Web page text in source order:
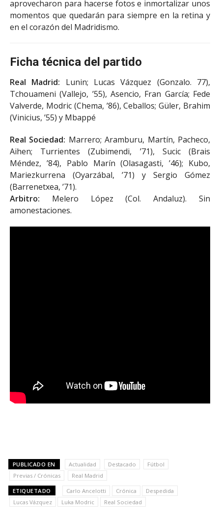
aprovecharon para hacerse fotos e inmortalizar unos
momentos que quedarán para siempre en la retina y
en el corazón del Madridismo.
Ficha técnica del partido
Real Madrid: Lunin; Lucas Vázquez (Gonzalo. 77),
Tchouameni (Vallejo, ’55), Asencio, Fran García; Fede
Valverde, Modric (Chema, ’86), Ceballos; Güler, Brahim
(Vinicius, ’55) y Mbappé
Real Sociedad: Marrero; Aramburu, Martín, Pacheco,
Aihen; Turrientes (Zubimendi, ’71), Sucic (Brais
Méndez, ’84), Pablo Marín (Olasagasti, ’46); Kubo,
Mariezkurrena (Oyarzábal, ’71) y Sergio Gómez
(Barrenetxea, ’71).
Arbitro: Melero López (Col. Andaluz). Sin
amonestaciones.
PUBLICADO EN Actualidad Destacado
Fútbol
Previas / Crónicas
Real Madrid
ETIQUETADO Carlo Ancelotti Crónica
Despedida
Lucas Vázquez
Luka Modric Real Sociedad